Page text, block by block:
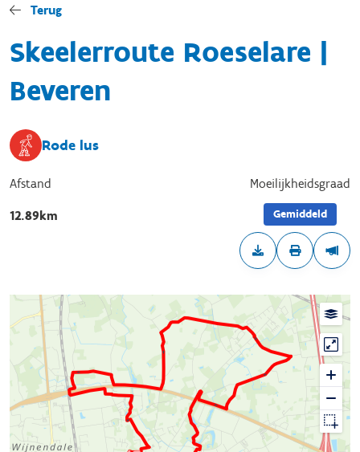
Terug
Skeelerroute Roeselare |
Beveren
Rode lus
Afstand
12.89km
Moeilijkheidsgraad
Gemiddeld